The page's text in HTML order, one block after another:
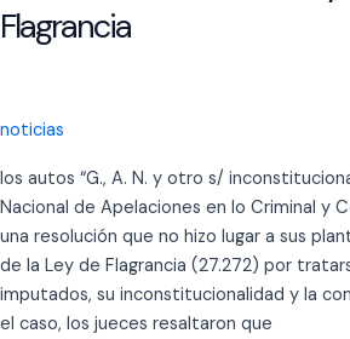
Flagrancia
noticias
los autos “G., A. N. y otro s/
Nacional de Apelaciones en lo Criminal y
una resolución que no hizo lugar a sus
de la Ley de Flagrancia (27.272) por
imputados, su inconstitucionalidad y la
el caso, los jueces resaltaron que